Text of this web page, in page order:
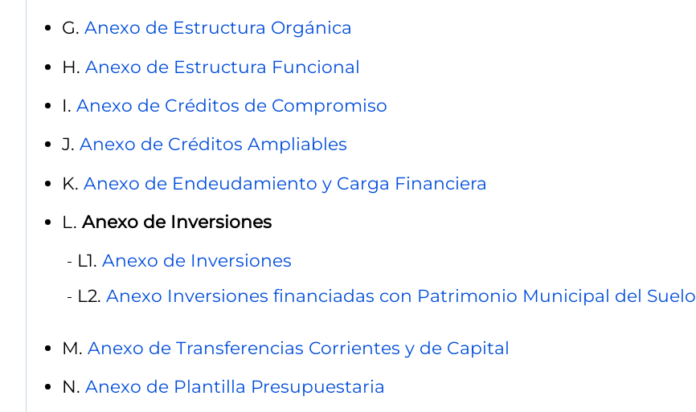
G. Anexo de Estructura Orgánica
H. Anexo de Estructura Funcional
I. Anexo de Créditos de Compromiso
J. Anexo de Créditos Ampliables
K. Anexo de Endeudamiento y Carga Financiera
L. Anexo de Inversiones
L1. Anexo de Inversiones
L2. Anexo Inversiones financiadas con Patrimonio Municipal del Suelo
M. Anexo de Transferencias Corrientes y de Capital
N. Anexo de Plantilla Presupuestaria